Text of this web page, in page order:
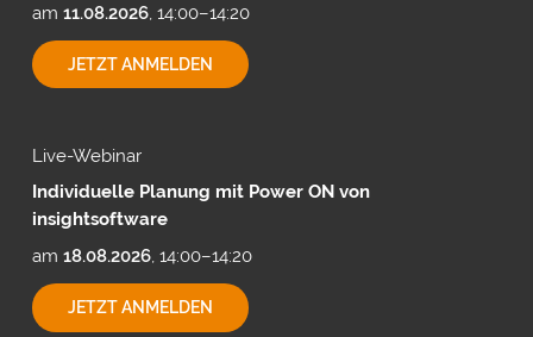
am 11.08.2026, 14:00–14:20
JETZT ANMELDENEXPORTMÖGLICHKEITEN
MIT
Live-Webinar
Individuelle Planung mit Power ON von
insightsoftware
am 18.08.2026, 14:00–14:20
JETZT ANMELDENINDIVIDUELLE
PLANUNG